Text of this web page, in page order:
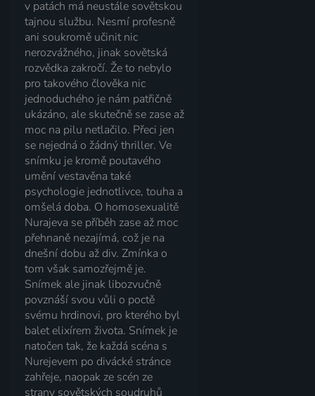
v patách má neustále sovětskou
tajnou službu. Nesmí profesně
ani soukromě učinit nic
nerozvážného, jinak sovětská
rozvědka zakročí. Že to nebylo
pro takového člověka nic
jednoduchého je nám patřičně
ukázáno, ale skutečně se zase až
moc na pilu netlačilo. Přeci jen
se nejedná o žádný thriller. Ve
snímku je kromě poutavého
umění vestavěna také
psychologie jednotlivce, touha a
omšelá doba. O homosexualitě
Nurajeva se příběh zase až moc
přehnaně nezajímá, což je na
dnešní dobu až div. Zmínka o
tom však samozřejmě je.
Snímek ale jinak libozvučně
povznáší svou vůli o poctě
svému hrdinovi, pro kterého byl
balet elixírem života. Snímek je
natočen tak, že každá scéna s
Nurejevem po divácké stránce
zahřeje, naopak ze scén ze
strany sovětských soudruhů